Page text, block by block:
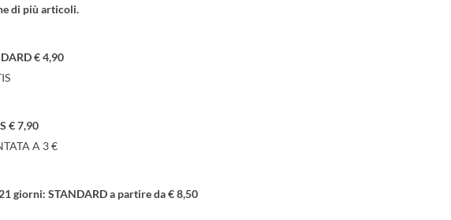
di più articoli.
€ 4,90
€ 7,90
A 3 €
giorni: STANDARD a partire da € 8,50